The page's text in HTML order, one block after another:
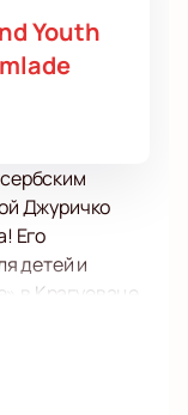
Youth
Джуричко
Его
детей и
в Крагуеваце.
живое